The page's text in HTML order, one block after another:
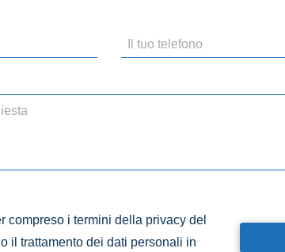
compreso i termini della privacy del
il trattamento dei dati personali in